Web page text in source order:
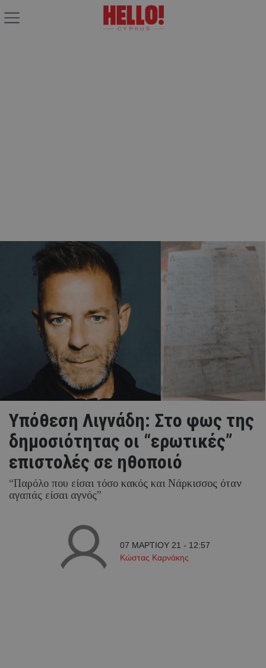
Υπόθεση Λιγνάδη: Στο φως της
δημοσιότητας οι “ερωτικές”
επιστολές σε ηθοποιό
“Παρόλο που είσαι τόσο κακός και Νάρκισσος όταν
αγαπάς είσαι αγνός”
07 ΜΑΡΤΙΟΥ 21 - 12:57
Κώστας Καρνάκης